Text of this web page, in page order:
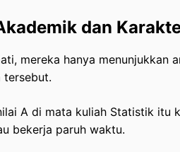
dan
mereka hanya menunjukkan
tersebut.
A di mata kuliah Statistik itu
bekerja paruh waktu.